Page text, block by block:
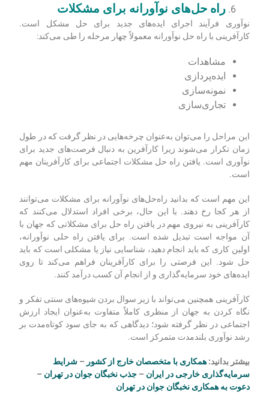
راه حل‌های نوآورانه برای مشکلات
نوآوری فرآیند اجرای ایده‌های جدید برای حل مشکل است.
کارآفرینی با راه حل نوآورانه معمولاً چهار مرحله را طی می‌کند:
مشاهدات
ایده‌پردازی
نمونه‌سازی
تجاری‌سازی
این مراحل را می‌توان به‌عنوان چرخه‌هایی در نظر گرفت که در طول
زمان تکرار می‌شوند زیرا کارآفرین به دنبال فرصت‌های جدید برای
نوآوری است. یافتن راه حل مشکلات اجتماعی برای کارآفرینان مهم
است.
این مهم است که بدانید راه‌حل‌های نوآورانه برای مشکلات می‌توانند
از هر کجا رخ دهند. با این حال، برخی افراد استدلال می‌کنند که
کارآفرینی به نیروی مهم در یافتن راه حل برای مشکلاتی که جهان با
آن مواجه است تبدیل شده است. برای یافتن راه حلی نوآورانه،
اولین کاری که باید انجام دهید، شناسایی نیاز یا مشکلی است که باید
حل شود. این فرصتی را برای کارآفرینان فراهم می‌کند تا روی
ایده‌های خود سرمایه‌گذاری و از انجام آن کسب درآمد کنند.
کارآفرینی همچنین می‌تواند با زیر سوال بردن شیوه‌های سنتی تفکر و
نگاه کردن به جهان از منظری کاملاً متفاوت به‌عنوان ایجاد ارزش
اجتماعی در نظر گرفته شود؛ دیدگاهی که به جای سود کوتاه‌مدت بر
رشد نوآوری بلندمدت متمرکز است.
بیشتر بدانید:همکاری با متخصصان خارج از کشور –شرایط
سرمایه‌گذاری خارجی در ایران –جذب نخبگان جوان در تهران –
دعوت به همکاری نخبگان جوان در تهران